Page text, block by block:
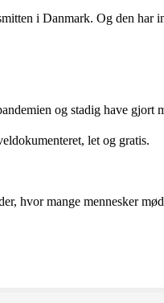
i Danmark. Og den har
og stadig have gjort
let og gratis.
hvor mange mennesker